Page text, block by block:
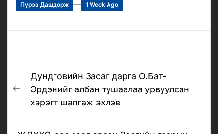
Пүрэв Дашдорж 1 Week Ago
navigation
Previous
post:
Дундговийн Засаг дарга О.Бат-
Эрдэнийг албан тушаалаа урвуулсан
хэрэгт шалгаж эхлэв